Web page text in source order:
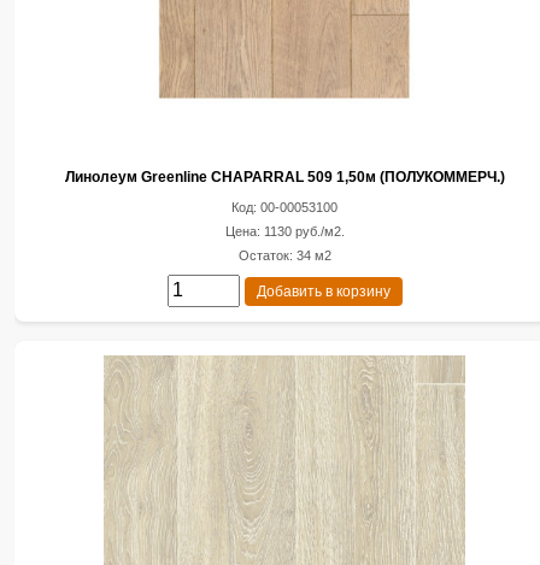
Линолеум Greenline CHAPARRAL 509 1,50м (ПОЛУКОММЕРЧ.)
Код: 00-00053100
Цена: 1130 руб./м2.
Остаток: 34 м2
Добавить в корзину